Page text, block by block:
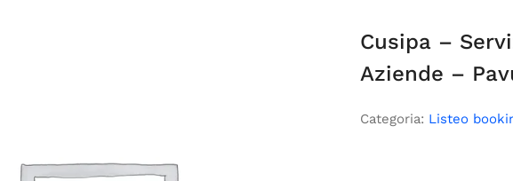
Cusipa –
Aziende –
Categoria: Listeo